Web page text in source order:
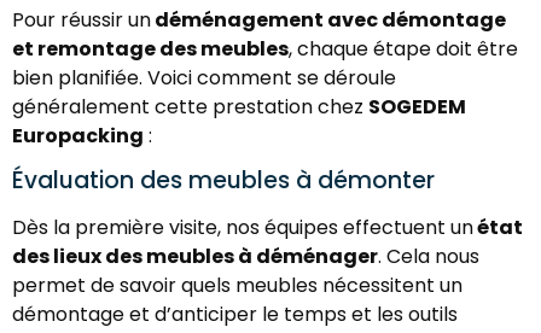
Pour réussir undéménagement avec démontage
et remontage des meubles, chaque étape doit être
bien planifiée. Voici comment se déroule
généralement cette prestation chez SOGEDEM
Europacking :
Évaluation des meubles à démonter
Dès la première visite, nos équipes effectuent unétat
des lieux des meubles à déménager. Cela nous
permet de savoir quels meubles nécessitent un
démontage et d’anticiper le temps et les outils